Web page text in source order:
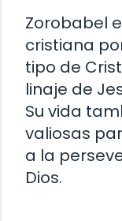
Zorobabel
cristiana
tipo de
linaje de
Su vida
valiosas
a la
Dios.